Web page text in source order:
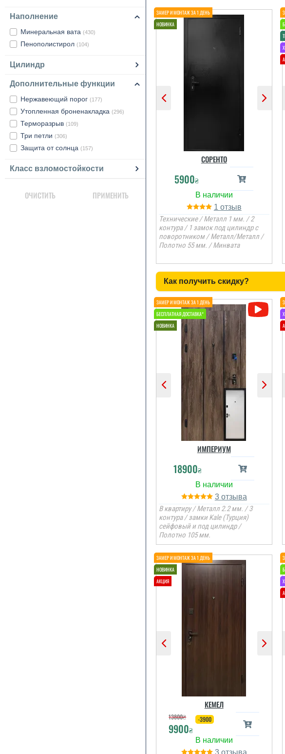
Наполнение
Минеральная вата (430)
Пенополистирол (104)
Цилиндр
Дополнительные функции
Нержавеющий порог (177)
Утопленная броненакладка (296)
Терморазрыв (109)
Три петли (306)
Защита от солнца (157)
Класс взломостойкости
ОЧИСТИТЬ ПРИМЕНИТЬ
монтаж професійно,
інший день, а це ще раз
відпрашуватись з
роботи. ...
СОРЕНТО
5900₴
1
Технические / Металл 1 мм. / 2
контура / 1 замок под цилиндр с
поворотником / Металл/Металл /
Полотно 55 мм. / Минвата
Как получить скидку?
ИМПЕРИУМ
18900₴
3
В квартиру / Металл 2.2 мм. / 3
контура / замки Kale (Турция)
сейфовый и под цилиндр /
Полотно 105 мм.
КЕМЕЛ
13800₴
9900₴
-3900
3